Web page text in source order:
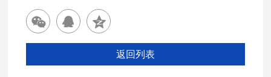
返回列表